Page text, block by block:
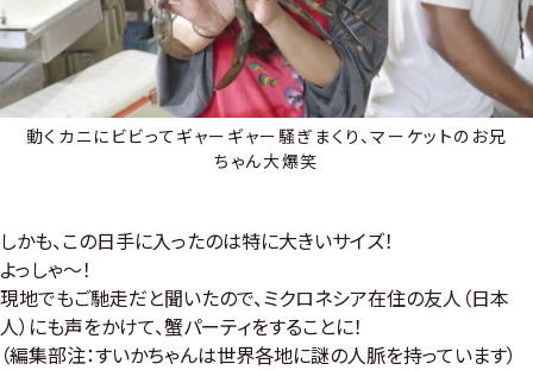
動くカニにビビってギャーギャー騒ぎまくり、マーケットのお兄
ちゃん大爆笑
しかも、この日手に入ったのは特に大きいサイズ！
よっしゃ〜！
現地でもご馳走だと聞いたので、ミクロネシア在住の友人（日本
人）にも声をかけて、蟹パーティをすることに！
（編集部注：すいかちゃんは世界各地に謎の人脈を持っています）